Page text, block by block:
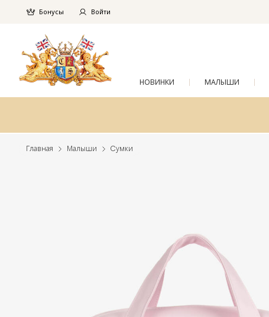
Бонусы Войти
НОВИНКИ МАЛЫШИ
Главная Малыши Cумки